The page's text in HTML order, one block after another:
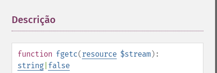
Descrição
function fgetc(resource $stream):
string false